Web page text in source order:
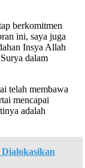
berkomitmen
ini, saya juga
Insya Allah
dalam
telah membawa
mencapai
adalah